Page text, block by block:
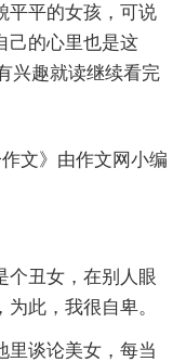
平平的女孩，可说
己的心里也是这
兴趣就读继续看完
文》由作文网小编
个丑女，在别人眼
此，我很自卑。
里谈论美女，每当